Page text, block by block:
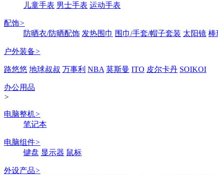
儿童手表 男士手表 运动手表
配饰>
防晒衣/防晒配饰 发热围巾 围巾/手套/帽子套装 太阳镜 棒
户外装备>
路悠悠 地球叔叔 万事利 NBA 莫斯曼 ITO 皮尔卡丹 SOIKOI
办公用品
>
电脑整机>
笔记本
电脑组件>
键盘 显示器 鼠标
外设产品>